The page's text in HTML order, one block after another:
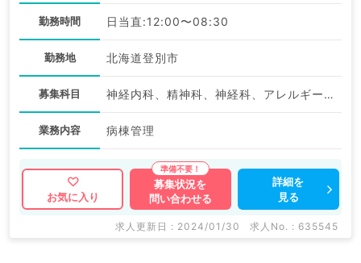
勤務時間 日当直:12:00〜08:30
勤務地 北海道登別市
募集科目 神経内科、精神科、神経科、アレルギー科、リウマチ科、小児科、整形外科、形成外科、美容外科、脳神経外科、呼吸器外科、心臓血管外科、小児外科、皮膚科、泌尿器科、産婦人科、産科、婦人科、眼科、耳鼻咽喉科、気管食道科、放射線科、リハビリテーション科、麻酔科、ペインクリニック、人工透析科、緩和ケア科、一般内科、循環器内科、呼吸器内科、消化器内科、内分泌・代謝内科、腎臓内科、老年内科、血液内科、外科系全般、一般外科、消化器外科、乳腺外科、総合診療科、美容皮膚科、健診・人間ドック、救急科・ＩＣＵ、病理科、基礎医学系、膠原病科、スポーツ整形外科、大腸・肛門外科、その他、産業医、科目不問
業務内容 病棟管理
お気に入り
募集状況を
問い合わせる
詳細を
見る
求人更新日 : 2024/01/30 求人No. : 635545